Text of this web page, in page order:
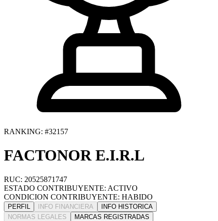
RANKING: #32157
FACTONOR E.I.R.L
RUC: 20525871747
ESTADO CONTRIBUYENTE: ACTIVO
CONDICION CONTRIBUYENTE: HABIDO
PERFIL INFO FINANCIERA
INFO HISTORICA
NORMAS LEGALES
MARCAS REGISTRADAS